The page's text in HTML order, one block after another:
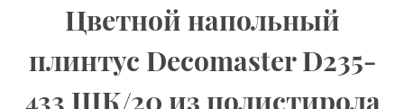
Цветной напольный
плинтус Decomaster D235-
433 ШК/20 из полистирола